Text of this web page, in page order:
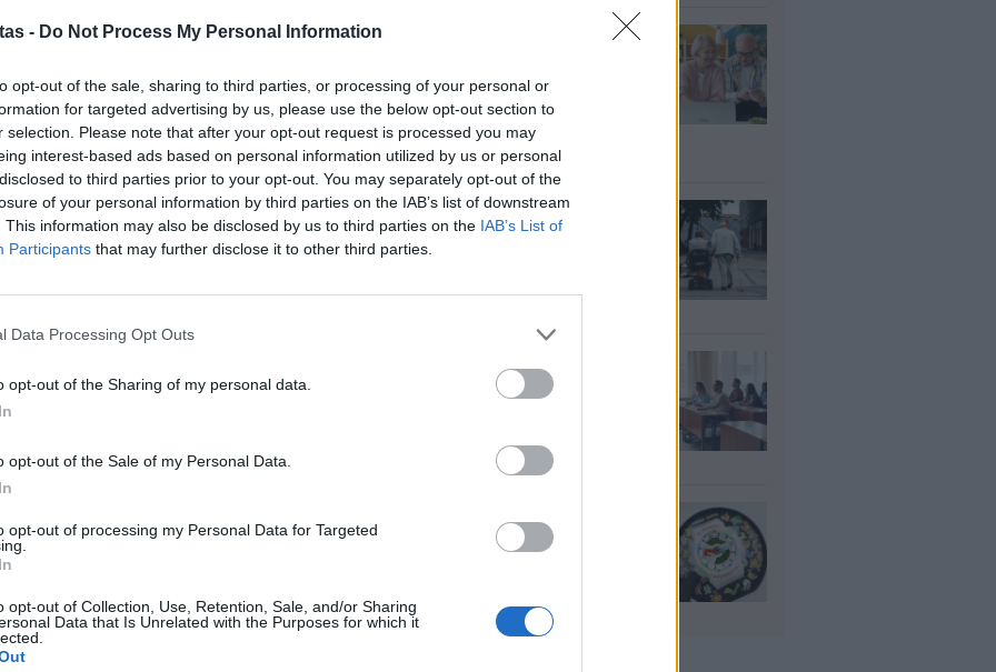
- Do Not Process My Personal Information
opt-out of the sale, sharing to third parties, or processing of your personal or
for targeted advertising by us, please use the below opt-out section to
selection. Please note that after your opt-out request is processed you may
interest-based ads based on personal information utilized by us or personal
to third parties prior to your opt-out. You may separately opt-out of the
of your personal information by third parties on the IAB’s list of downstream
This information may also be disclosed by us to third parties on the IAB’s List of
Participants that may further disclose it to other third parties.
Data Processing Opt Outs
opt-out of the Sharing of my personal data.
opt-out of the Sale of my Personal Data.
opt-out of processing my Personal Data for Targeted
opt-out of Collection, Use, Retention, Sale, and/or Sharing
Data that Is Unrelated with the Purposes for which it
κατάστημα λιανικής πώλησης και οι
και διανομή προς νοσηλευτικά ιδρύματα
ιδίως, παραλαβής, αποθήκευσης, συλλογής και
και συντήρησης περονοφόρων και
services centers») ομίλων επιχειρήσεων,
του ανθρώπινου δυναμικού, της μισθοδοσίας,
των προμηθειών και άλλων
και εν γένει μηχανογραφικών κέντρων
κέντρου εξυπηρέτησης και τεχνικής
και λατομείων, εξόρυξης ορυκτών και
περιπτώσεις επιχειρήσεων, εκμεταλλεύσεων,
αναδρομικά έως
20.000 ευρώ – Τι
πρέπει να ελέγξουν
04 Αυγ 2026
e-ΕΦΚΑ: Ποιοι
δικαιούνται
Εκπαιδευτικοί: Αύριο
(5/8) ξεκινούν οι
04 Αυγ 2026
SHOCK Pokémon για
06 Αυγ 2026